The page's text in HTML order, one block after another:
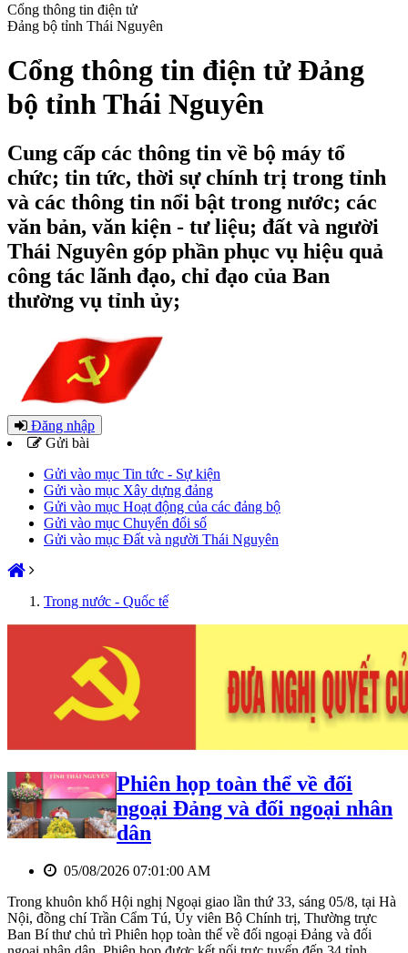
Cổng thông tin điện tử
Đảng bộ tỉnh Thái Nguyên
Cổng thông tin điện tử Đảng
bộ tỉnh Thái Nguyên
Cung cấp các thông tin về bộ máy tổ
chức; tin tức, thời sự chính trị trong tỉnh
và các thông tin nổi bật trong nước; các
văn bản, văn kiện - tư liệu; đất và người
Thái Nguyên góp phần phục vụ hiệu quả
công tác lãnh đạo, chỉ đạo của Ban
thường vụ tỉnh ủy;
Đăng nhập
Gửi bài
Gửi vào mục Tin tức - Sự kiện
Gửi vào mục Xây dựng đảng
Gửi vào mục Hoạt động của các đảng bộ
Gửi vào mục Chuyển đổi số
Gửi vào mục Đất và người Thái Nguyên
Trong nước - Quốc tế
Phiên họp toàn thể về đối
ngoại Đảng và đối ngoại nhân
dân
05/08/2026 07:01:00 AM
Trong khuôn khổ Hội nghị Ngoại giao lần thứ 33, sáng 05/8, tại Hà
Nội, đồng chí Trần Cẩm Tú, Ủy viên Bộ Chính trị, Thường trực
Ban Bí thư chủ trì Phiên họp toàn thể về đối ngoại Đảng và đối